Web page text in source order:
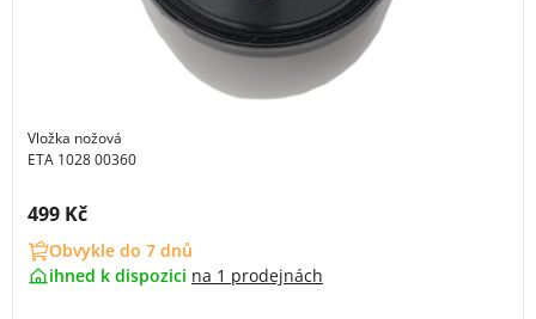
Vložka nožová
ETA 1028 00360
Cena s DPH:
499 Kč
Obvykle do 7 dnů
ihned k dispozici na 1 prodejnách